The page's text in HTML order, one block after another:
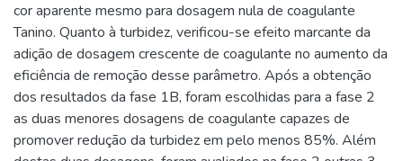
cor aparente mesmo para dosagem nula de coagulante
Tanino. Quanto à turbidez, verificou-se efeito marcante da
adição de dosagem crescente de coagulante no aumento da
eficiência de remoção desse parâmetro. Após a obtenção
dos resultados da fase 1B, foram escolhidas para a fase 2
as duas menores dosagens de coagulante capazes de
promover redução da turbidez em pelo menos 85%. Além